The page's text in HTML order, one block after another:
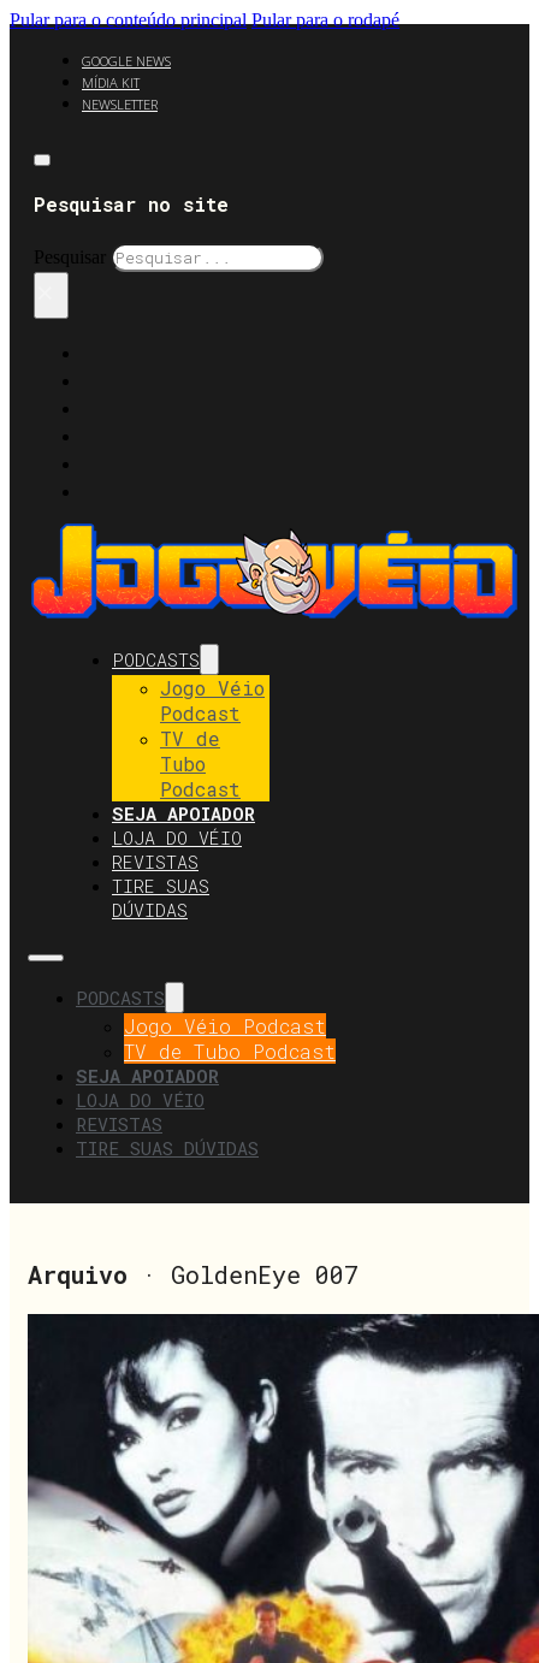
Pular para o conteúdo principal Pular para o rodapé
GOOGLE NEWS
MÍDIA KIT
NEWSLETTER
Pesquisar no site
Pesquisar
PODCASTS
Jogo Véio
Podcast
TV de
Tubo
Podcast
SEJA APOIADOR
LOJA DO VÉIO
REVISTAS
TIRE SUAS
DÚVIDAS
PODCASTS
Jogo Véio Podcast
TV de Tubo Podcast
SEJA APOIADOR
LOJA DO VÉIO
REVISTAS
TIRE SUAS DÚVIDAS
Arquivo · GoldenEye 007